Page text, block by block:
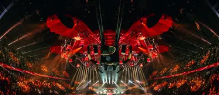
2025 Komt Naar Jouw
Woonkamer Toe